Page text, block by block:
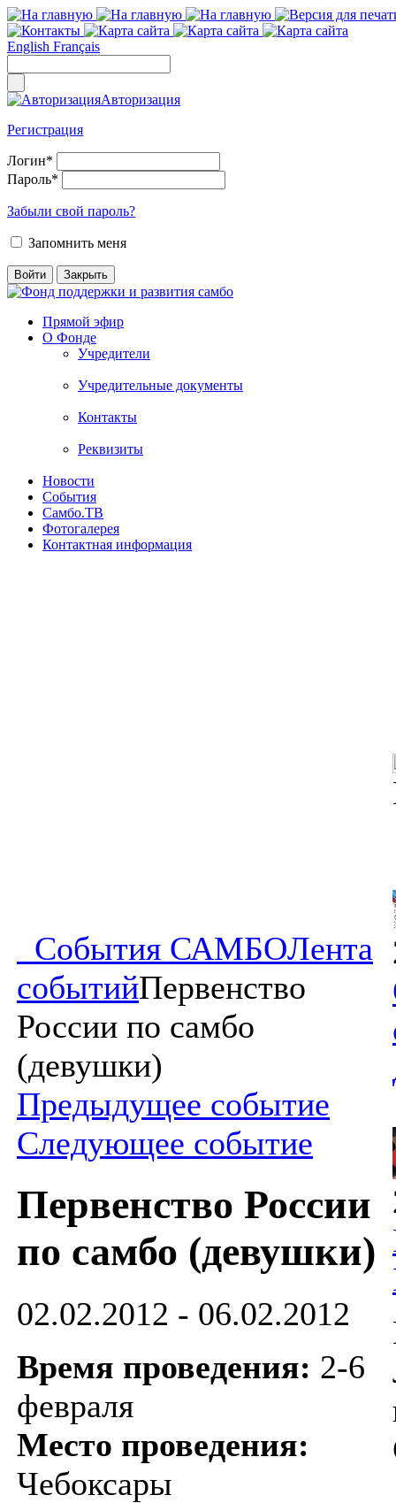
English Français
Авторизация
Регистрация
Логин*
Пароль*
Забыли свой пароль?
Запомнить меня
Прямой эфир
О Фонде
Учредители
Учредительные документы
Контакты
Реквизиты
Новости
События
Самбо.ТВ
Фотогалерея
Контактная информация
События САМБОЛента
событийПервенство
России по самбо
(девушки)
Предыдущее событие
Следующее событие
Первенство России
по самбо (девушки)
02.02.2012 - 06.02.2012
Время проведения: 2-6
февраля
Место проведения:
Чебоксары